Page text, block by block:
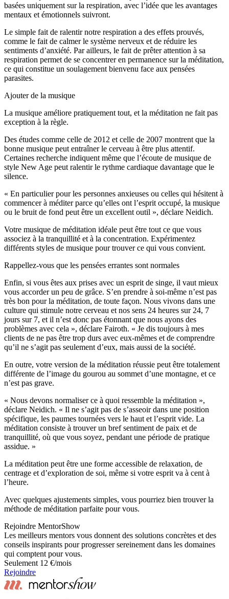
basées uniquement sur la respiration, avec l’idée que les avantages
mentaux et émotionnels suivront.
Le simple fait de ralentir notre respiration a des effets prouvés,
comme le fait de calmer le système nerveux et de réduire les
sentiments d’anxiété. Par ailleurs, le fait de prêter attention à sa
respiration permet de se concentrer en permanence sur la méditation,
ce qui constitue un soulagement bienvenu face aux pensées
parasites.
Ajouter de la musique
La musique améliore pratiquement tout, et la méditation ne fait pas
exception à la règle.
Des études comme celle de 2012 et celle de 2007 montrent que la
bonne musique peut entraîner le cerveau à être plus attentif.
Certaines recherche indiquent même que l’écoute de musique de
style New Age peut ralentir le rythme cardiaque davantage que le
silence.
« En particulier pour les personnes anxieuses ou celles qui hésitent à
commencer à méditer parce qu’elles ont l’esprit occupé, la musique
ou le bruit de fond peut être un excellent outil », déclare Neidich.
Votre musique de méditation idéale peut être tout ce que vous
associez à la tranquillité et à la concentration. Expérimentez
différents styles de musique pour trouver ce qui vous convient.
Rappellez-vous que les pensées errantes sont normales
Enfin, si vous êtes aux prises avec un esprit de singe, il vaut mieux
vous accorder un peu de grâce. S’en prendre à soi-même n’est pas
très bon pour la méditation, de toute façon. Nous vivons dans une
culture qui stimule notre cerveau et nos sens 24 heures sur 24, 7
jours sur 7, et il n’est donc pas étonnant que nous ayons des
problèmes avec cela », déclare Fairoth. « Je dis toujours à mes
clients de ne pas être trop durs avec eux-mêmes et de comprendre
qu’il ne s’agit pas seulement d’eux, mais aussi de la société.
En outre, votre version de la méditation réussie peut être totalement
différente de l’image du gourou au sommet d’une montagne, et ce
n’est pas grave.
« Nous devons normaliser ce à quoi ressemble la méditation »,
déclare Neidich. « Il ne s’agit pas de s’asseoir dans une position
spécifique, les paumes tournées vers le haut et l’esprit vide. La
méditation consiste à trouver un bref sentiment de paix et de
tranquillité, où que vous soyez, pendant une période de pratique
assidue. »
La méditation peut être une forme accessible de relaxation, de
centrage et d’exploration de soi, même si votre esprit va à cent à
l’heure.
Avec quelques ajustements simples, vous pourriez bien trouver la
méthode de méditation parfaite pour vous.
Rejoindre MentorShow
Les meilleurs mentors vous donnent des solutions concrètes et des
conseils inspirants pour progresser sereinement dans les domaines
qui comptent pour vous.
Seulement 12 €/mois
Rejoindre